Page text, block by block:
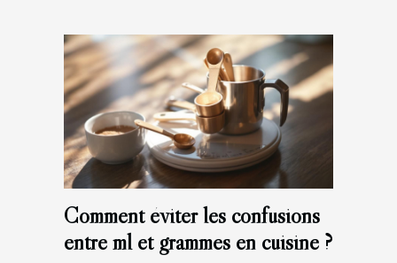
Comment éviter les confusions
entre ml et grammes en cuisine ?